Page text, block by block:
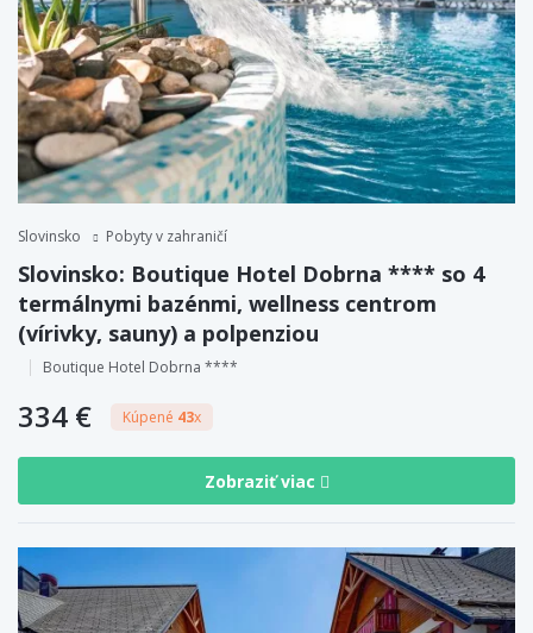
Slovinsko Pobyty v zahraničí
Slovinsko: Boutique Hotel Dobrna **** so 4
termálnymi bazénmi, wellness centrom
(vírivky, sauny) a polpenziou
Boutique Hotel Dobrna ****
334 € Kúpené 43x
Zobraziť viac